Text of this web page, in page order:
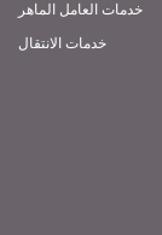
خدمات العامل الماهر
خدمات الانتقال